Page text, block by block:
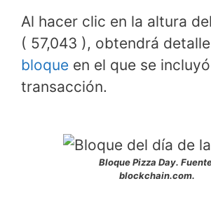
Al hacer clic en la altura
( 57,043 ), obtendrá
bloque en el que se
transacción.
Bloque Pizza Day.
blockchain.com.